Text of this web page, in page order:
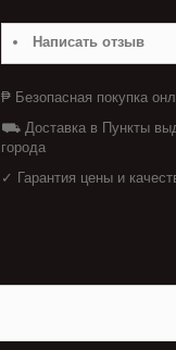
Написать отзыв
₱ Безопасная покупка
⛟ Доставка в Пункты
города
✓ Гарантия цены и